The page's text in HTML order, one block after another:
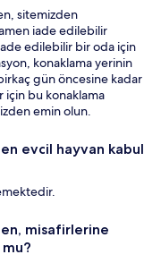
sitemizden
iade edilebilir
edilebilir bir oda için
konaklama yerinin
gün öncesine kadar
için bu konaklama
emin olun.
evcil hayvan kabul
misafirlerine